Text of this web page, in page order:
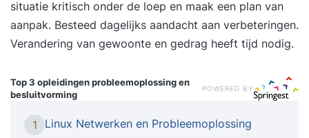
situatie kritisch onder de loep en maak een plan van
aanpak. Besteed dagelijks aandacht aan verbeteringen.
Verandering van gewoonte en gedrag heeft tijd nodig.
Top 3 opleidingenprobleemoplossing en
besluitvorming
POWERED BY
1
Linux Netwerken en Probleemoplossing